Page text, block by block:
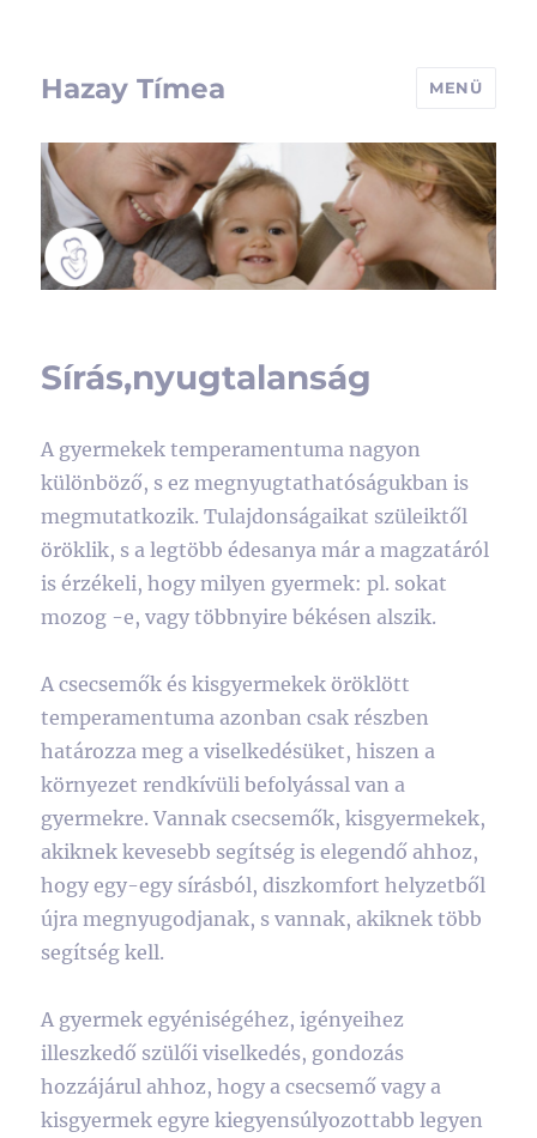
Hazay Tímea MENÜ
Sírás,nyugtalanság
A gyermekek temperamentuma nagyon
különböző, s ez megnyugtathatóságukban is
megmutatkozik. Tulajdonságaikat szüleiktől
öröklik, s a legtöbb édesanya már a magzatáról
is érzékeli, hogy milyen gyermek: pl. sokat
mozog -e, vagy többnyire békésen alszik.
A csecsemők és kisgyermekek öröklött
temperamentuma azonban csak részben
határozza meg a viselkedésüket, hiszen a
környezet rendkívüli befolyással van a
gyermekre. Vannak csecsemők, kisgyermekek,
akiknek kevesebb segítség is elegendő ahhoz,
hogy egy-egy sírásból, diszkomfort helyzetből
újra megnyugodjanak, s vannak, akiknek több
segítség kell.
A gyermek egyéniségéhez, igényeihez
illeszkedő szülői viselkedés, gondozás
hozzájárul ahhoz, hogy a csecsemő vagy a
kisgyermek egyre kiegyensúlyozottabb legyen